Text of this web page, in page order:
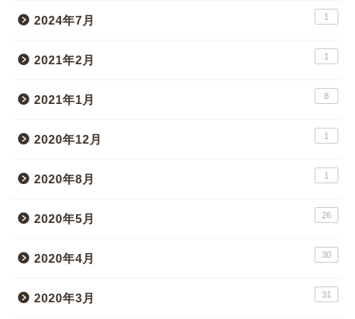
2024年7月 1
2021年2月 1
2021年1月 8
2020年12月 1
2020年8月 1
2020年5月 26
2020年4月 30
2020年3月 31